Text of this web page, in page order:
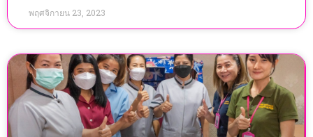
พฤศจิกายน 23, 2023